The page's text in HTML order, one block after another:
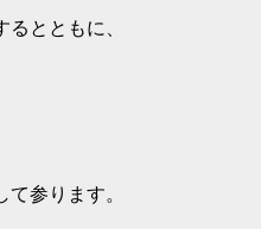
とともに、
参ります。